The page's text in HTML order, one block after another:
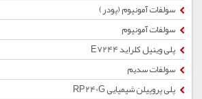
سولفات آمونیوم (پودر)
سولفات آمونیوم
پلی وینیل کلراید E7244
سولفات سدیم
پلی پروپیلن شیمیایی RP240G